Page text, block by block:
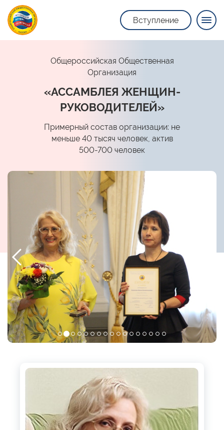
Вступление
Общероссийская Общественная
Организация
«АССАМБЛЕЯ ЖЕНЩИН-
РУКОВОДИТЕЛЕЙ»
Примерный состав организации: не
меньше 40 тысяч человек, актив
500-700 человек